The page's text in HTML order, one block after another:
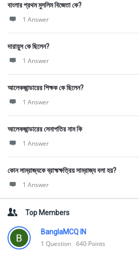
বাংলার প্রথম মুসলিম বিজেতা কে?
1 Answer
দারায়ুস কে ছিলেন?
1 Answer
আলেকজান্ডারের শিক্ষক কে ছিলেন?
1 Answer
আলেকজান্ডারের সেনাপতির নাম কি
1 Answer
কোন সাম্রাজ্যকে ব্রাহ্মক্ষত্রিয় সাম্রাজ্য বলা হয়?
1 Answer
Top Members
BanglaMCQ IN
1 Question 640 Points